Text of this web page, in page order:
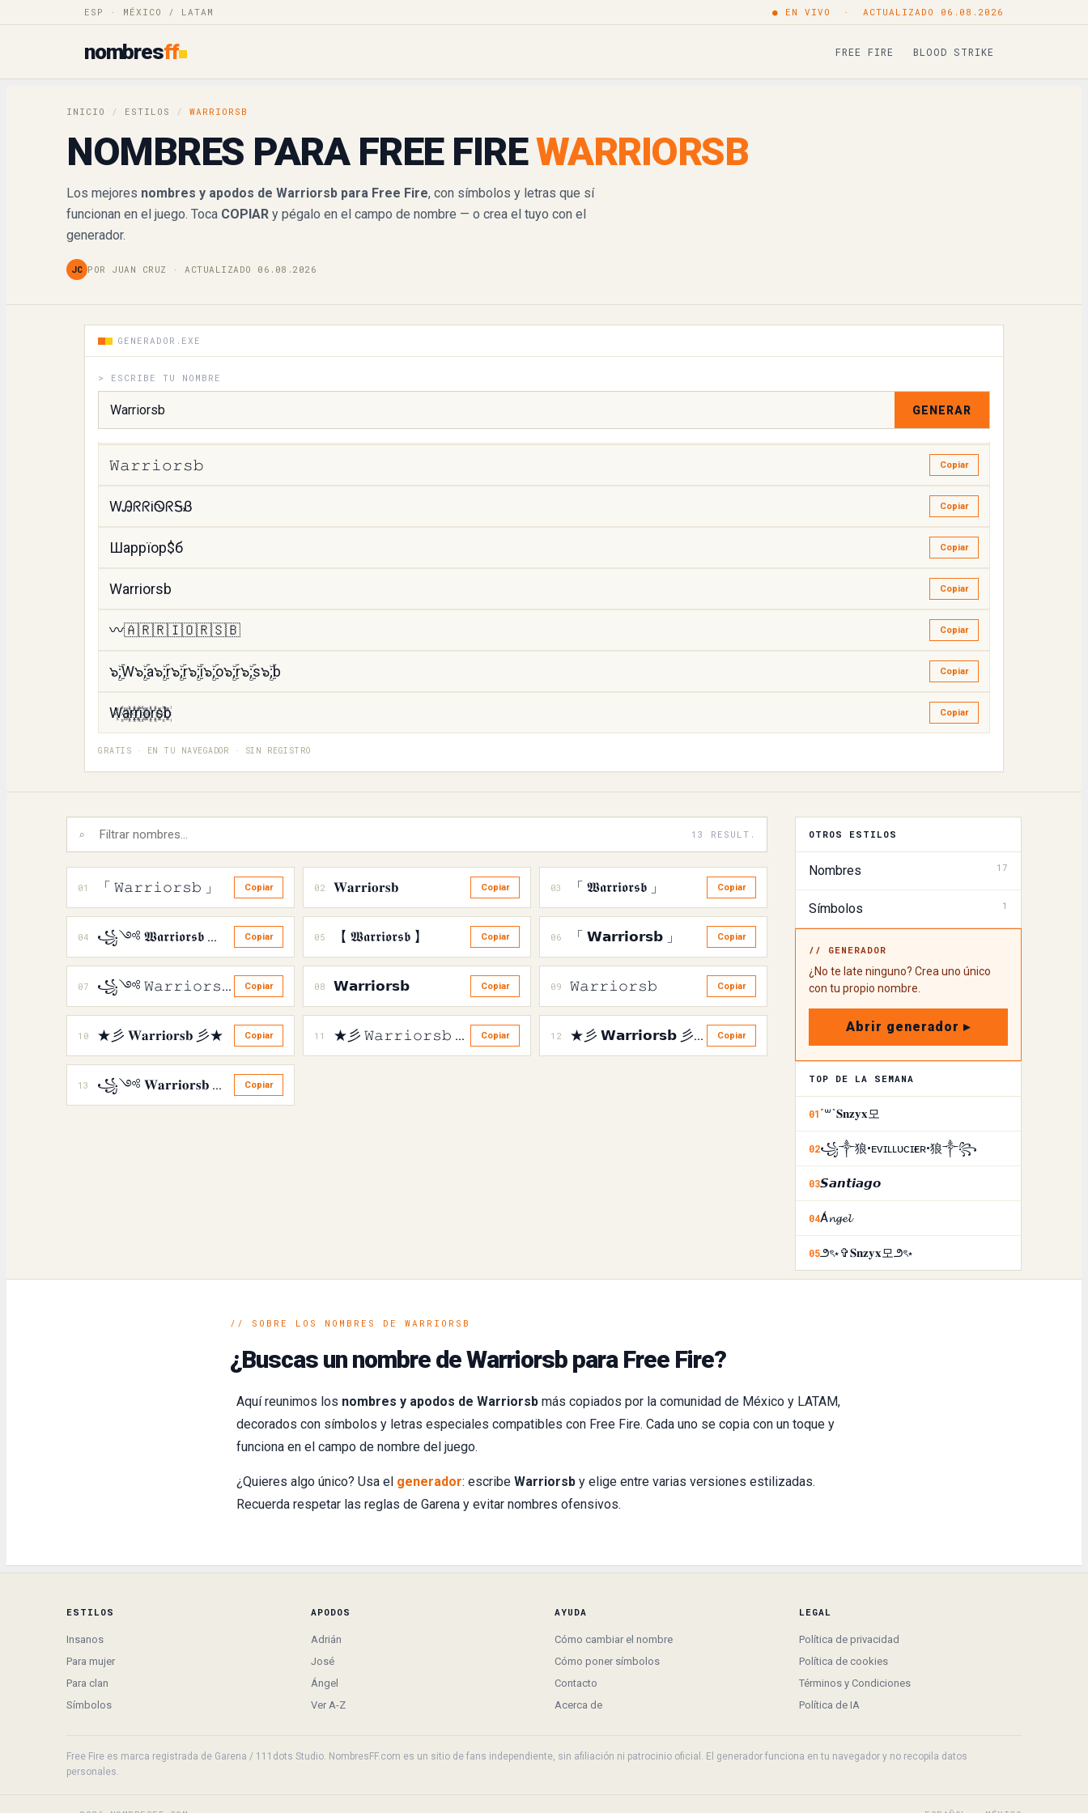
ESP · MÉXICO / LATAM ● EN VIVO · ACTUALIZADO 06.08.2026
nombresff FREE FIRE BLOOD STRIKE
INICIO / ESTILOS / WARRIORSB
NOMBRES PARA FREE FIREWARRIORSB
Los mejores nombres y apodos de Warriorsb para Free Fire, con símbolos y letras que sí
funcionan en el juego. Toca COPIAR y pégalo en el campo de nombre — o crea el tuyo con el
generador.
JC POR JUAN CRUZ · ACTUALIZADO 06.08.2026
GENERADOR.EXE
> ESCRIBE TU NOMBRE
GENERAR
𝔚𝔞𝔯𝔯𝔦𝔬𝔯𝔰𝔟 Copiar
𝓦𝓪𝓻𝓻𝓲𝓸𝓻𝓼𝓫 Copiar
𝕎𝕒𝕣𝕣𝕚𝕠𝕣𝕤𝕓
𝙒𝙖𝙧𝙧𝙞𝙤𝙧𝙨𝙗
ꅐarriorsb
ꅐarriorsb
𝚆𝚊𝚛𝚛𝚒𝚘𝚛𝚜𝚋 Copiar
WᎯᖇᖇiᏫᖇᎦᏰ Copiar
Шаррїор$б Copiar
Warriorsb Copiar
〰️🇦🇷🇷🇮🇴🇷🇸🇧 Copiar
๖ۣۜ;W๖ۣۜ;a๖ۣۜ;r๖ۣۜ;r๖ۣۜ;i๖ۣۜ;o๖ۣۜ;r๖ۣۜ;s๖ۣۜ;b Copiar
W꙰a꙰r꙰r꙰i꙰o꙰r꙰s꙰b꙰ Copiar
GRATIS · EN TU NAVEGADOR · SIN REGISTRO
⌕ 13 RESULT.
01 「 𝚆𝚊𝚛𝚛𝚒𝚘𝚛𝚜𝚋 」 Copiar 02 𝐖𝐚𝐫𝐫𝐢𝐨𝐫𝐬𝐛 Copiar 03 「 𝖂𝖆𝖗𝖗𝖎𝖔𝖗𝖘𝖇 」 Copiar
04 ꧁༺ 𝖂𝖆𝖗𝖗𝖎𝖔𝖗𝖘𝖇 ༻꧂ Copiar 05 【 𝖂𝖆𝖗𝖗𝖎𝖔𝖗𝖘𝖇 】 Copiar 06 「 𝗪𝗮𝗿𝗿𝗶𝗼𝗿𝘀𝗯 」 Copiar
07 ꧁༺ 𝚆𝚊𝚛𝚛𝚒𝚘𝚛𝚜𝚋 ༻꧂ Copiar 08 𝗪𝗮𝗿𝗿𝗶𝗼𝗿𝘀𝗯 Copiar 09 𝚆𝚊𝚛𝚛𝚒𝚘𝚛𝚜𝚋 Copiar
10 ★彡 𝐖𝐚𝐫𝐫𝐢𝐨𝐫𝐬𝐛 彡★ Copiar 11 ★彡 𝚆𝚊𝚛𝚛𝚒𝚘𝚛𝚜𝚋 彡★ Copiar 12 ★彡 𝗪𝗮𝗿𝗿𝗶𝗼𝗿𝘀𝗯 彡★ Copiar
13 ꧁༺ 𝐖𝐚𝐫𝐫𝐢𝐨𝐫𝐬𝐛 ༻꧂ Copiar
OTROS ESTILOS
Nombres 17
Símbolos 1
// GENERADOR
¿No te late ninguno? Crea uno único
con tu propio nombre.
Abrir generador ▸
TOP DE LA SEMANA
01´꒳`𝐒𝐧𝐳𝐲𝐱모
02꧁༒狼•ᴇᴠɪʟㅤʟᴜᴄɪғᴇʀ•狼༒꧂
03𝙎𝙖𝙣𝙩𝙞𝙖𝙜𝙤
04Á𝓷𝓰𝓮𝓵
05౨ৎ⋆✞𝐒𝐧𝐳𝐲𝐱모౨ৎ⋆
// SOBRE LOS NOMBRES DE WARRIORSB
¿Buscas un nombre de Warriorsb para Free Fire?
Aquí reunimos los nombres y apodos de Warriorsb más copiados por la comunidad de México y LATAM,
decorados con símbolos y letras especiales compatibles con Free Fire. Cada uno se copia con un toque y
funciona en el campo de nombre del juego.
¿Quieres algo único? Usa el generador: escribe Warriorsb y elige entre varias versiones estilizadas.
Recuerda respetar las reglas de Garena y evitar nombres ofensivos.
ESTILOS
Insanos
Para mujer
Para clan
Símbolos
APODOS
Adrián
José
Ángel
Ver A-Z
AYUDA
Cómo cambiar el nombre
Cómo poner símbolos
Contacto
Acerca de
LEGAL
Política de privacidad
Política de cookies
Términos y Condiciones
Política de IA
Free Fire es marca registrada de Garena / 111dots Studio. NombresFF.com es un sitio de fans independiente, sin afiliación ni patrocinio oficial. El generador funciona en tu navegador y no recopila datos
personales.